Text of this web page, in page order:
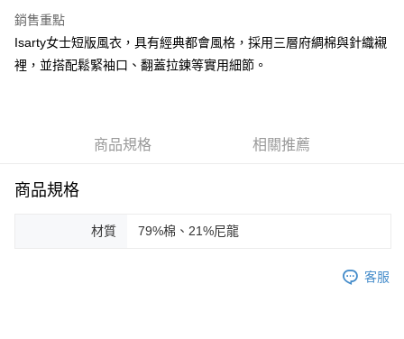
元大商業銀行
台新國際商業銀行
中國信託商業銀行
台灣樂天信用卡公司
全盈+PAY
AFTEE先享後付
相關說明
１．簡單：不需註冊會員、不需綁卡、不需儲值。
１．於結帳方式選擇「AFTEE先享後付」後，將跳轉至「AFTEE先享後付」
結帳頁面，進行簡訊認證並確認金額後，即可完成結帳。
３．收到繳費通知簡訊後14天內，點擊此簡訊中的連結，可透過四大超商／
黑貓宅急便配送到府
銷售重點
Isarty女士短版風衣，具有經典都會風格，採用三層府綢棉與針織襯
裡，並搭配鬆緊袖口、翻蓋拉鍊等實用細節。
商品規格 相關推薦
商品規格
材質 79%棉、21%尼龍
客服